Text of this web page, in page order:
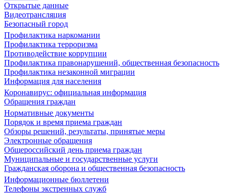
Открытые данные
Видеотрансляция
Безопасный город
Профилактика наркомании
Профилактика терроризма
Противодействие коррупции
Профилактика правонарушений, общественная безопасность
Профилактика незаконной миграции
Информация для населения
Коронавирус: официальная информация
Обращения граждан
Нормативные документы
Порядок и время приема граждан
Обзоры решений, результаты, принятые меры
Электронные обращения
Общероссийский день приема граждан
Муниципальные и государственные услуги
Гражданская оборона и общественная безопасность
Информационные бюллетени
Телефоны экстренных служб